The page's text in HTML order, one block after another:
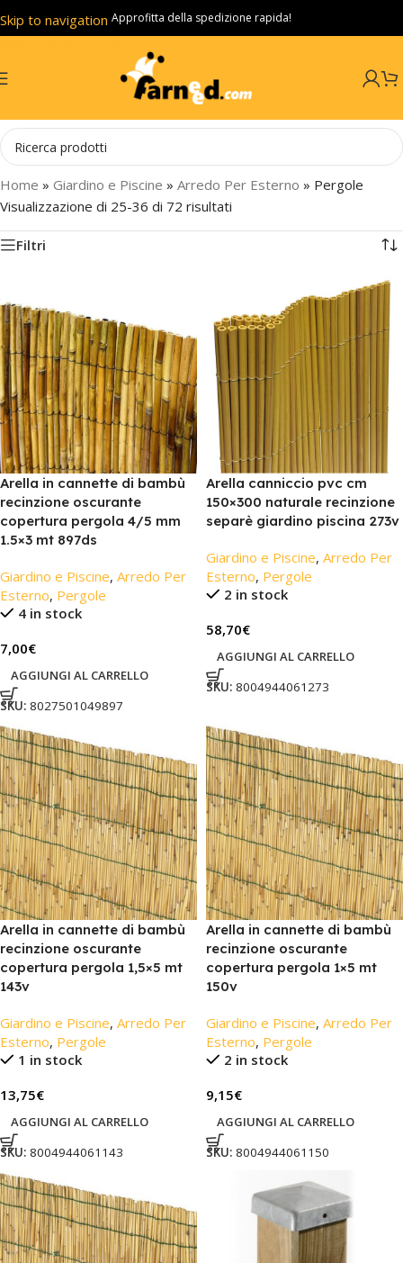
Skip to navigation
Skip to main content
Approfitta della spedizione rapida!
Home » Giardino e Piscine » Arredo Per Esterno » Pergole
Visualizzazione di 25-36 di 72 risultati
Filtri
Arella in cannette di bambù
recinzione oscurante
copertura pergola 4/5 mm
1.5×3 mt 897ds
Giardino e Piscine, Arredo Per
Esterno, Pergole
4 in stock
7,00€
AGGIUNGI AL CARRELLO
SKU: 8027501049897
Arella canniccio pvc cm
150×300 naturale recinzione
separè giardino piscina 273v
Giardino e Piscine, Arredo Per
Esterno, Pergole
2 in stock
58,70€
AGGIUNGI AL CARRELLO
SKU: 8004944061273
Arella in cannette di bambù
recinzione oscurante
copertura pergola 1,5×5 mt
143v
Giardino e Piscine, Arredo Per
Esterno, Pergole
1 in stock
13,75€
AGGIUNGI AL CARRELLO
SKU: 8004944061143
Arella in cannette di bambù
recinzione oscurante
copertura pergola 1×5 mt
150v
Giardino e Piscine, Arredo Per
Esterno, Pergole
2 in stock
9,15€
AGGIUNGI AL CARRELLO
SKU: 8004944061150